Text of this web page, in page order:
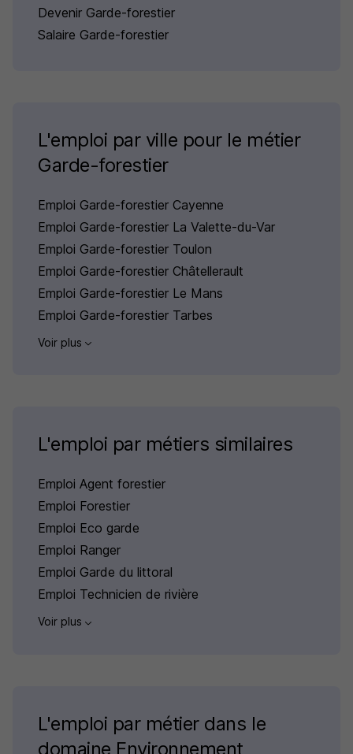
Devenir Garde-forestier
Salaire Garde-forestier
L'emploi par ville pour le métier
Garde-forestier
Emploi Garde-forestier Cayenne
Emploi Garde-forestier La Valette-du-Var
Emploi Garde-forestier Toulon
Emploi Garde-forestier Châtellerault
Emploi Garde-forestier Le Mans
Emploi Garde-forestier Tarbes
Voir plus
L'emploi par métiers similaires
Emploi Agent forestier
Emploi Forestier
Emploi Eco garde
Emploi Ranger
Emploi Garde du littoral
Emploi Technicien de rivière
Voir plus
L'emploi par métier dans le
domaine Environnement